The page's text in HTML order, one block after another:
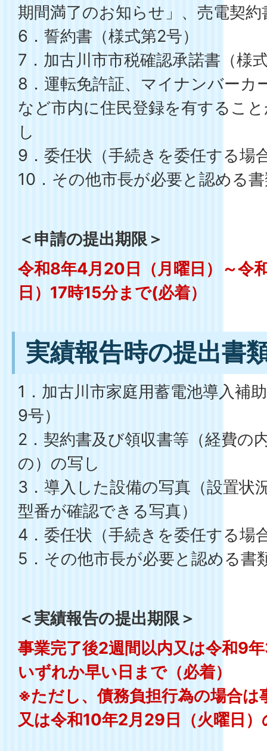
期間満了のお知らせ」、売電契
6．誓約書（様式第2号）
7．加古川市市税確認承諾書（様
8．運転免許証、マイナンバーカ
など市内に住民登録を有するこ
し
9．委任状（手続きを委任する場
10．その他市長が必要と認める
＜申請の提出期限＞
令和8年4月20日（月曜日）～令
日）17時15分まで(必着）
実績報告時の提出書
1．加古川市家庭用蓄電池導入補
9号）
2．契約書及び領収書等（経費の
の）の写し
3．導入した設備の写真（設置状
型番が確認できる写真）
4．委任状（手続きを委任する場
5．その他市長が必要と認める書
＜実績報告の提出期限＞
事業完了後2週間以内又は令和9
いずれか早い日まで（必着）
※ただし、債務負担行為の場合は
又は令和10年2月29日（火曜日